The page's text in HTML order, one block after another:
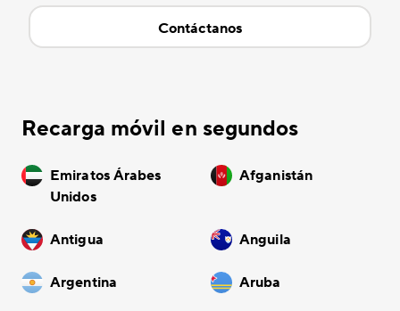
Contáctanos
Recarga móvil en segundos
Emiratos Árabes
Unidos
Afganistán
Antigua Anguila
Argentina Aruba